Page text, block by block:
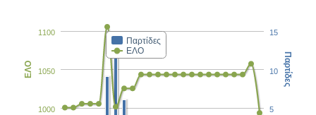
Παρτίδες
ΕΛΟ
1000
1050
1100
ΕΛΟ
5
10
15
Παρτίδες